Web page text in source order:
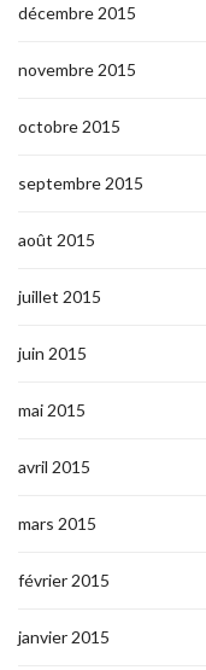
décembre 2015
novembre 2015
octobre 2015
septembre 2015
août 2015
juillet 2015
juin 2015
mai 2015
avril 2015
mars 2015
février 2015
janvier 2015